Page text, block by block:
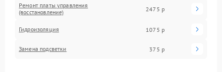
Ремонт платы управления
(восстановление)
2475 р
Гидроизоляция 1075 р
Замена подсветки 375 р